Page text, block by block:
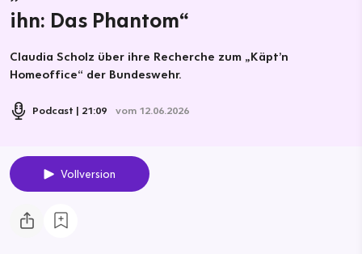
ihn: Das Phantom“
Claudia Scholz über ihre Recherche zum „Käpt’n
Homeoffice“ der Bundeswehr.
Podcast 21:09 vom 12.06.2026
Vollversion